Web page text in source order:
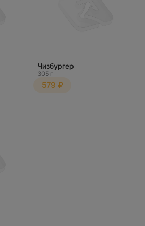
Чизбургер
305 г
579 ₽